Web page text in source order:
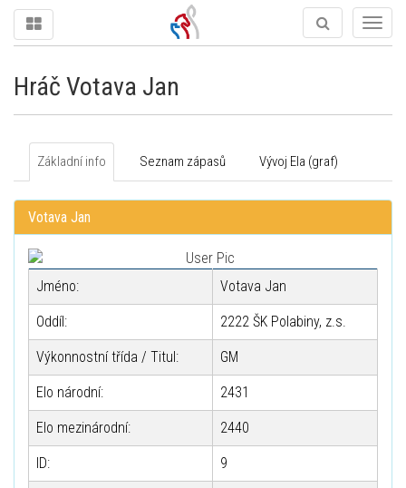
Hráč Votava Jan
Základní info Seznam zápasů Vývoj Ela (graf)
Votava Jan
Jméno: Votava Jan
Oddíl: 2222 ŠK Polabiny, z.s.
Výkonnostní třída / Titul: GM
Elo národní: 2431
Elo mezinárodní: 2440
ID: 9